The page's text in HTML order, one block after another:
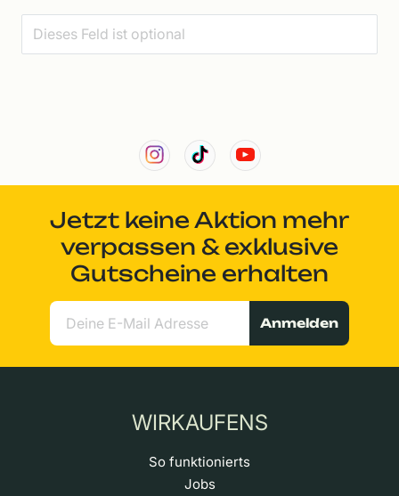
Jetzt keine Aktion mehr
verpassen & exklusive
Gutscheine erhalten
Anmelden
WIRKAUFENS
So funktionierts
Jobs